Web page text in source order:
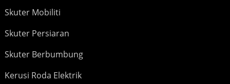
Skuter Mobiliti
Skuter Persiaran
Skuter Berbumbung
Kerusi Roda Elektrik